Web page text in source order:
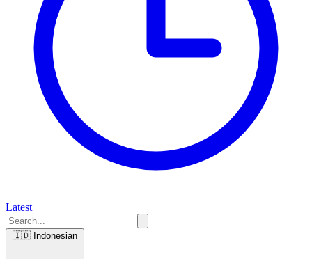
Latest
🇮🇩 Indonesian